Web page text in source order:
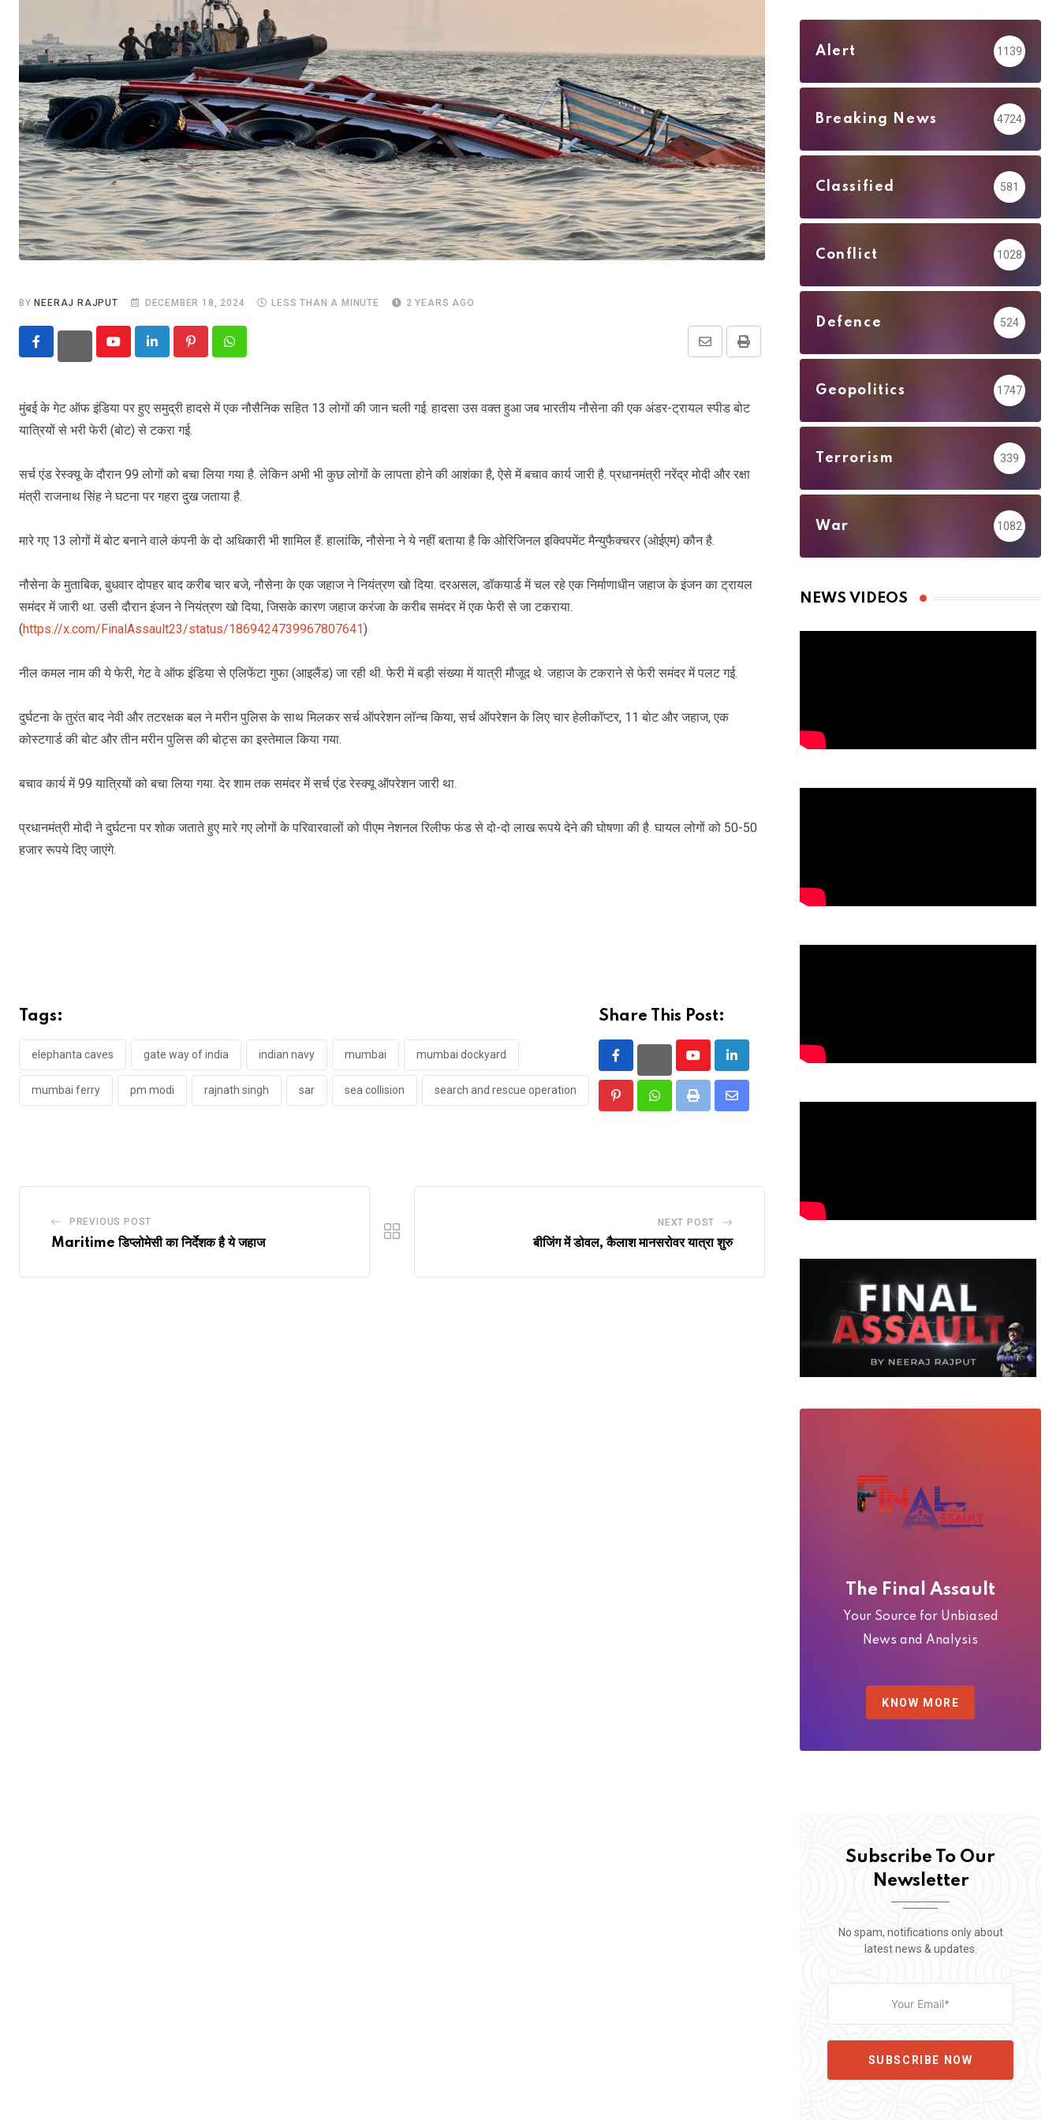
BY NEERAJ RAJPUT DECEMBER 18, 2024 LESS THAN A MINUTE 2 YEARS AGO
YoutubeLinkedIn PinterestWhatsapp Print
Share
मुंबई के गेट ऑफ इंडिया पर हुए समुद्री हादसे में एक नौसैनिक सहित 13 लोगों की जान चली गई. हादसा उस वक्त हुआ जब भारतीय नौसेना की एक अंडर-ट्रायल स्पीड बोट
यात्रियों से भरी फेरी (बोट) से टकरा गई.
सर्च एंड रेस्क्यू के दौरान 99 लोगों को बचा लिया गया है. लेकिन अभी भी कुछ लोगों के लापता होने की आशंका है, ऐसे में बचाव कार्य जारी है. प्रधानमंत्री नरेंद्र मोदी और रक्षा
मंत्री राजनाथ सिंह ने घटना पर गहरा दुख जताया है.
मारे गए 13 लोगों में बोट बनाने वाले कंपनी के दो अधिकारी भी शामिल हैं. हालांकि, नौसेना ने ये नहीं बताया है कि ओरिजिनल इक्विपमेंट मैन्युफैक्चरर (ओईएम) कौन है.
नौसेना के मुताबिक, बुधवार दोपहर बाद करीब चार बजे, नौसेना के एक जहाज ने नियंत्रण खो दिया. दरअसल, डॉकयार्ड में चल रहे एक निर्माणाधीन जहाज के इंजन का ट्रायल
समंदर में जारी था. उसी दौरान इंजन ने नियंत्रण खो दिया, जिसके कारण जहाज करंजा के करीब समंदर में एक फेरी से जा टकराया.
(https://x.com/FinalAssault23/status/1869424739967807641)
नील कमल नाम की ये फेरी, गेट वे ऑफ इंडिया से एलिफेंटा गुफा (आइलैंड) जा रही थी. फेरी में बड़ी संख्या में यात्री मौजूद थे. जहाज के टकराने से फेरी समंदर में पलट गई.
दुर्घटना के तुरंत बाद नेवी और तटरक्षक बल ने मरीन पुलिस के साथ मिलकर सर्च ऑपरेशन लॉन्च किया, सर्च ऑपरेशन के लिए चार हेलीकॉप्टर, 11 बोट और जहाज, एक
कोस्टगार्ड की बोट और तीन मरीन पुलिस की बोट्स का इस्तेमाल किया गया.
बचाव कार्य में 99 यात्रियों को बचा लिया गया. देर शाम तक समंदर में सर्च एंड रेस्क्यू ऑपरेशन जारी था.
प्रधानमंत्री मोदी ने दुर्घटना पर शोक जताते हुए मारे गए लोगों के परिवारवालों को पीएम नेशनल रिलीफ फंड से दो-दो लाख रूपये देने की घोषणा की है. घायल लोगों को 50-50
हजार रूपये दिए जाएंगे.
Tags:
elephanta caves gate way of india indian navy mumbai mumbai dockyard
mumbai ferry pm modi rajnath singh sar sea collision search and rescue operation
Share This Post:
YoutubeLinkedIn
PinterestWhatsappPrint
Share
PREVIOUS POST
Maritime डिप्लोमेसी का निर्देशक है ये जहाज
NEXT POST
बीजिंग में डोवल, कैलाश मानसरोवर यात्रा शुरु
Alert 1139
Breaking News 4724
Classified 581
Conflict 1028
Defence 524
Geopolitics 1747
Terrorism 339
War 1082
NEWS VIDEOS
The Final Assault
Your Source for Unbiased
News and Analysis
KNOW MORE
Subscribe To Our
Newsletter
No spam, notifications only about
latest news & updates.
SUBSCRIBE NOW